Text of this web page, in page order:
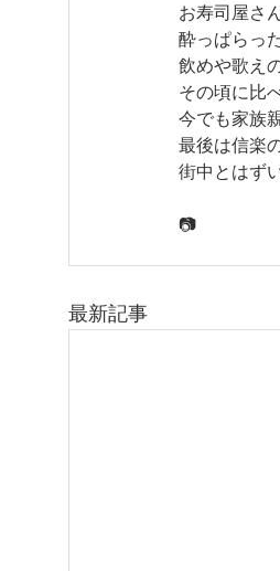
お寿司屋さ
酔っぱらっ
飲めや歌え
その頃に比
今でも家族
最後は信楽
街中とはず
📷
今日のお
最新記事